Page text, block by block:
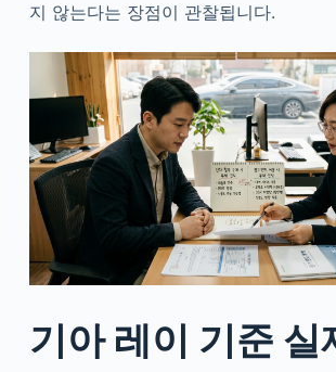
지 않는다는 장점이 관찰됩니다.
기아 레이 기준 실